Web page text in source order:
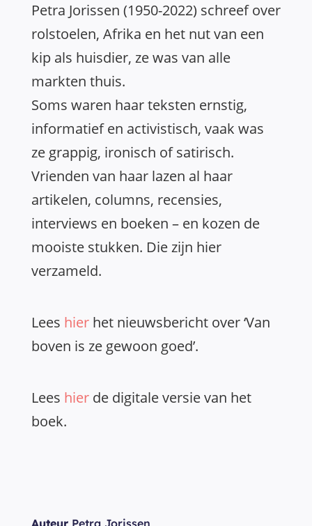
Petra Jorissen (1950-2022) schreef over
rolstoelen, Afrika en het nut van een
kip als huisdier, ze was van alle
markten thuis.
Soms waren haar teksten ernstig,
informatief en activistisch, vaak was
ze grappig, ironisch of satirisch.
Vrienden van haar lazen al haar
artikelen, columns, recensies,
interviews en boeken – en kozen de
mooiste stukken. Die zijn hier
verzameld.
Lees hier het nieuwsbericht over ‘Van
boven is ze gewoon goed’.
Lees hier de digitale versie van het
boek.
Auteur Petra Jorissen